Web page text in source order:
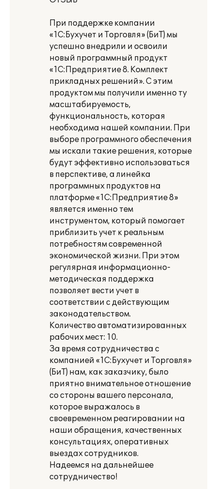
При поддержке компании
«1С:Бухучет и Торговля» (БиТ) мы
успешно внедрили и освоили
новый программный продукт
«1С:Предприятие 8. Комплект
прикладных решений». С этим
продуктом мы получили именно ту
масштабируемость,
функциональность, которая
необходима нашей компании. При
выборе программного обеспечения
мы искали такие решения, которые
будут эффективно использоваться
в перспективе, а линейка
программных продуктов на
платформе «1С:Предприятие 8»
является именно тем
инструментом, который помогает
приблизить учет к реальным
потребностям современной
экономической жизни. При этом
регулярная информационно-
методическая поддержка
позволяет вести учет в
соответствии с действующим
законодательством.
Количество автоматизированных
рабочих мест: 10.
За время сотрудничества с
компанией «1С:Бухучет и Торговля»
(БиТ) нам, как заказчику, было
приятно внимательное отношение
со стороны вашего персонала,
которое выражалось в
своевременном реагировании на
наши обращения, качественных
консультациях, оперативных
выездах сотрудников.
Надеемся на дальнейшее
сотрудничество!